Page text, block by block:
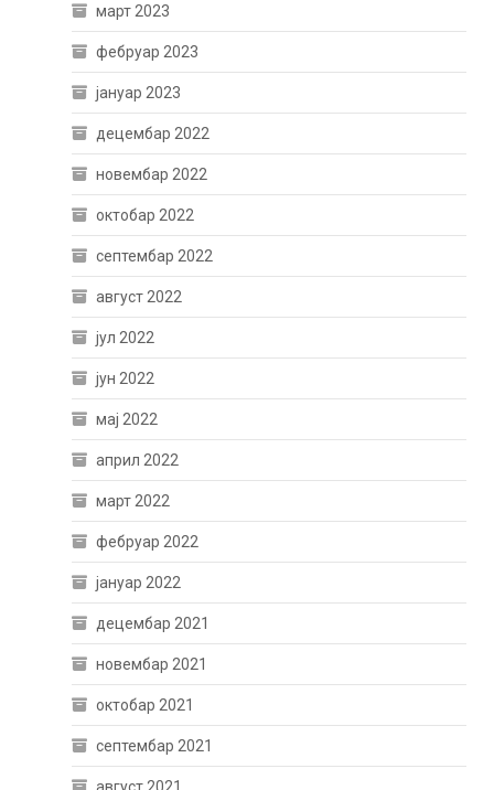
март 2023
фебруар 2023
јануар 2023
децембар 2022
новембар 2022
октобар 2022
септембар 2022
август 2022
јул 2022
јун 2022
мај 2022
април 2022
март 2022
фебруар 2022
јануар 2022
децембар 2021
новембар 2021
октобар 2021
септембар 2021